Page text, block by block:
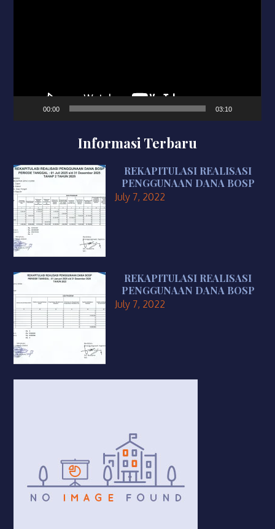
00:00 03:10
Informasi Terbaru
REKAPITULASI REALISASI
PENGGUNAAN DANA BOSP
July 7, 2022
REKAPITULASI REALISASI
PENGGUNAAN DANA BOSP
July 7, 2022